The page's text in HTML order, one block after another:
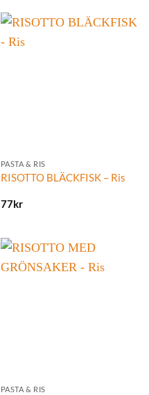
PASTA & RIS
RISOTTO BLÄCKFISK – Ris
77kr
PASTA & RIS